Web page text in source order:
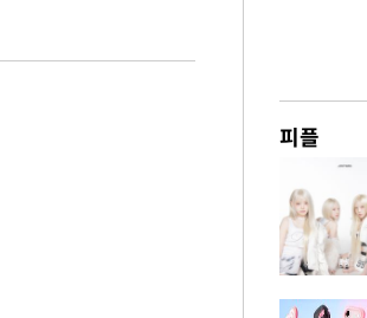
피플